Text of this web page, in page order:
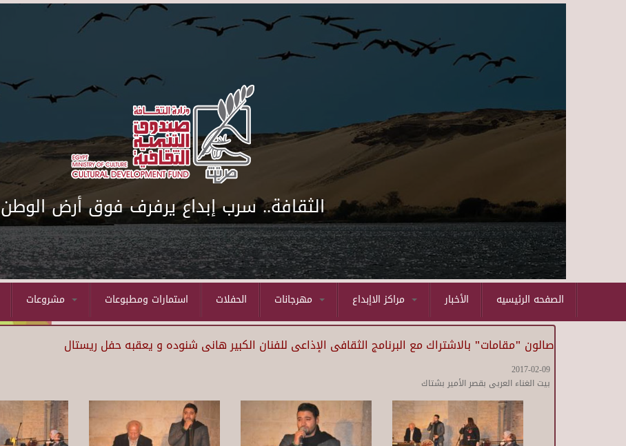
الثقافة.. سرب إبداع يرفرف فوق أرض الوطن
استمارات ومطبوعات الحفلات الأخبار الصفحه الرئيسيه
صالون "مقامات" بالاشتراك مع البرنامج الثقافى الإذاعى للفنان الكبير هانى شنوده و يعقبه حفل ريستال
2017-02-09
بيت الغناء العربى بقصر الأمير بشتاك